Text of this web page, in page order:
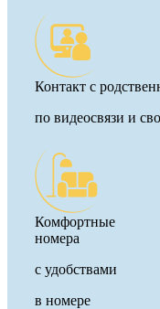
Контакт с
по видеосвязи и
Комфортные
номера
с удобствами
в номере